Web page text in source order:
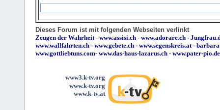
Dieses Forum ist mit folgenden Webseiten verlinkt
Zeugen der Wahrheit- www.assisi.ch - www.adorare.ch -
www.wallfahrten.ch - www.gebete.ch - www.segenskreis.at-
www.gottliebtuns.com- www.das-haus-lazarus.ch - www.pater-pio.de
www3.k-tv.org
www.k-tv.org
www.k-tv.at